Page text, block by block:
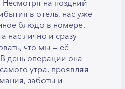
на поздний
в отель, нас уже
блюдо в номере.
нас лично и сразу
что мы — её
день операции она
утра, проявляя
заботы и